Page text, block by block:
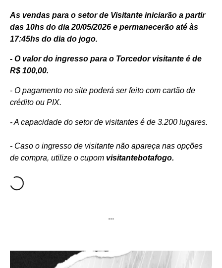
As vendas para o setor de Visitante iniciarão a partir
das 10hs do dia 20/05/2026 e permanecerão até às
17:45hs do dia do jogo.
- O valor do ingresso para o Torcedor visitante é de
R$ 100,00.
- O pagamento no site poderá ser feito com cartão de
crédito ou PIX.
- A capacidade do setor de visitantes é de 3.200 lugares.
- Caso o ingresso de visitante não apareça nas opções
de compra, utilize o cupom visitantebotafogo.
...